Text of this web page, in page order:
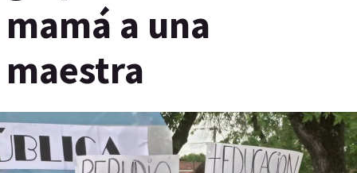
mamá a una
maestra